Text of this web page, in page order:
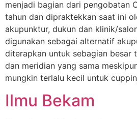
menjadi bagian dari pengobatan
tahun dan dipraktekkan saat ini
akupunktur, dukun dan klinik/
digunakan sebagai alternatif
diterapkan untuk sebagian
dan meridian yang sama
mungkin terlalu kecil untuk
Ilmu Bekam